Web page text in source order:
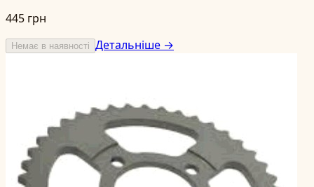
445 грн
Немає в наявності Детальніше →